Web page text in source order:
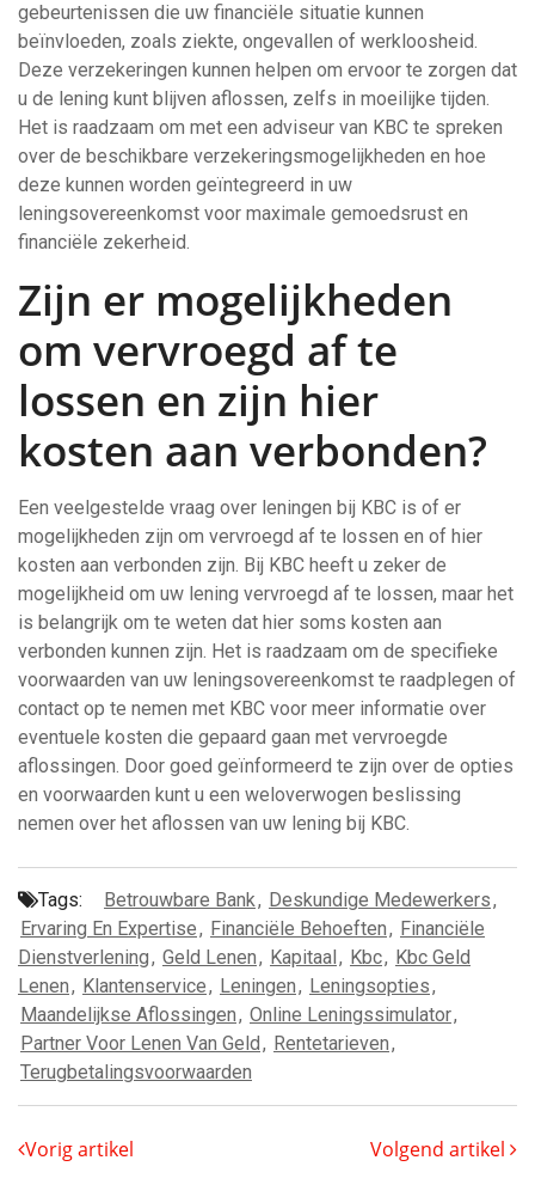
gebeurtenissen die uw financiële situatie kunnen
beïnvloeden, zoals ziekte, ongevallen of werkloosheid.
Deze verzekeringen kunnen helpen om ervoor te zorgen dat
u de lening kunt blijven aflossen, zelfs in moeilijke tijden.
Het is raadzaam om met een adviseur van KBC te spreken
over de beschikbare verzekeringsmogelijkheden en hoe
deze kunnen worden geïntegreerd in uw
leningsovereenkomst voor maximale gemoedsrust en
financiële zekerheid.
Zijn er mogelijkheden
om vervroegd af te
lossen en zijn hier
kosten aan verbonden?
Een veelgestelde vraag over leningen bij KBC is of er
mogelijkheden zijn om vervroegd af te lossen en of hier
kosten aan verbonden zijn. Bij KBC heeft u zeker de
mogelijkheid om uw lening vervroegd af te lossen, maar het
is belangrijk om te weten dat hier soms kosten aan
verbonden kunnen zijn. Het is raadzaam om de specifieke
voorwaarden van uw leningsovereenkomst te raadplegen of
contact op te nemen met KBC voor meer informatie over
eventuele kosten die gepaard gaan met vervroegde
aflossingen. Door goed geïnformeerd te zijn over de opties
en voorwaarden kunt u een weloverwogen beslissing
nemen over het aflossen van uw lening bij KBC.
Tags: Betrouwbare Bank, Deskundige Medewerkers,
Ervaring En Expertise, Financiële Behoeften, Financiële
Dienstverlening, Geld Lenen, Kapitaal, Kbc, Kbc Geld
Lenen, Klantenservice, Leningen, Leningsopties,
Maandelijkse Aflossingen, Online Leningssimulator,
Partner Voor Lenen Van Geld, Rentetarieven,
Terugbetalingsvoorwaarden
Vorig artikel Volgend artikel